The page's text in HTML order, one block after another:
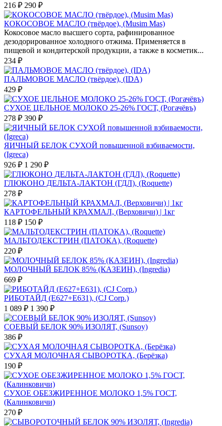
216 ₽ 290 ₽
КОКОСОВОЕ МАСЛО (твёрдое), (Musim Mas)
Кокосовое масло высшего сорта, рафинированное
дезодорированное холодного отжима. Применяется в
пищевой и кондитерской продукции, а также в косметик...
234 ₽
ПАЛЬМОВОЕ МАСЛО (твёрдое), (IDA)
429 ₽
СУХОЕ ЦЕЛЬНОЕ МОЛОКО 25-26% ГОСТ, (Рогачёвъ)
278 ₽ 390 ₽
ЯИЧНЫЙ БЕЛОК СУХОЙ повышенной взбиваемости,
(Igreca)
926 ₽ 1 290 ₽
ГЛЮКОНО ДЕЛЬТА-ЛАКТОН (ГДЛ), (Roquette)
278 ₽
КАРТОФЕЛЬНЫЙ КРАХМАЛ, (Верховичи) | 1кг
118 ₽ 150 ₽
МАЛЬТОДЕКСТРИН (ПАТОКА), (Roquette)
220 ₽
МОЛОЧНЫЙ БЕЛОК 85% (КАЗЕИН), (Ingredia)
669 ₽
РИБОТАЙД (E627+E631), (CJ Corp.)
1 089 ₽ 1 390 ₽
СОЕВЫЙ БЕЛОК 90% ИЗОЛЯТ, (Sunsoy)
386 ₽
СУХАЯ МОЛОЧНАЯ СЫВОРОТКА, (Берёзка)
190 ₽
СУХОЕ ОБЕЗЖИРЕННОЕ МОЛОКО 1,5% ГОСТ,
(Калинковичи)
270 ₽